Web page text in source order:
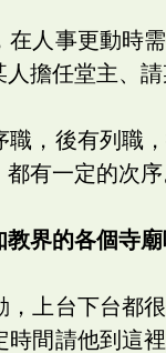
人事更動時
擔任堂主、
，後有列職
有一定的次序
界的各個寺廟
上台下台都
間請他到這